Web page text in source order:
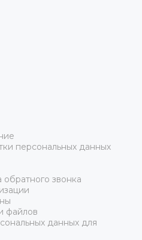
персональных данных
обратного звонка
файлов
данных для